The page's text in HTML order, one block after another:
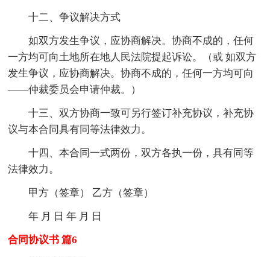
十二、争议解决方式
如双方发生争议，应协商解决。协商不成的，任何
一方均可向土地所在地人民法院提起诉讼。（或 如双方
发生争议，应协商解决。协商不成的，任何一方均可向
——仲裁委员会申请仲裁。）
十三、双方协商一致可另行签订补充协议，补充协
议与本合同具有同等法律效力。
十四、本合同一式两份，双方各执一份，具有同等
法律效力。
甲方（签章） 乙方（签章）
年 月 日 年 月 日
合同协议书 篇6